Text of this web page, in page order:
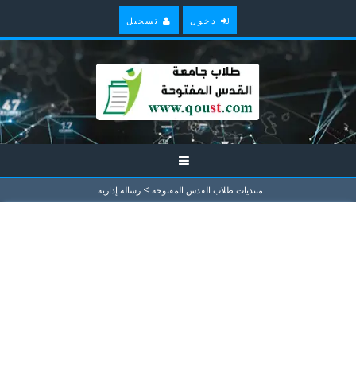
دخول تسجيل
منتديات طلاب القدس المفتوحة > رسالة إدارية